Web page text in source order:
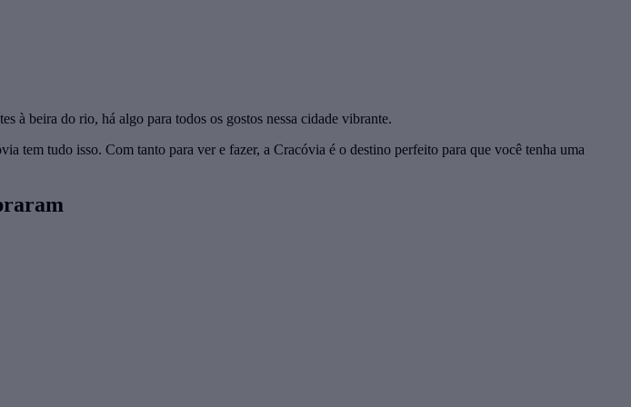
à beira do rio, há algo para todos os gostos nessa cidade vibrante.
tem tudo isso. Com tanto para ver e fazer, a Cracóvia é o destino perfeito para que você tenha uma